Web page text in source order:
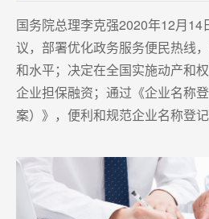
国务院总理李克强2020年12月14
议，部署优化政务服务便民热线
和水平；决定在全国实施动产和
企业担保融资；通过《企业名称
案）》，便利和规范企业名称登记